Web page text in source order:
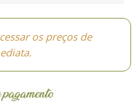
os preços de